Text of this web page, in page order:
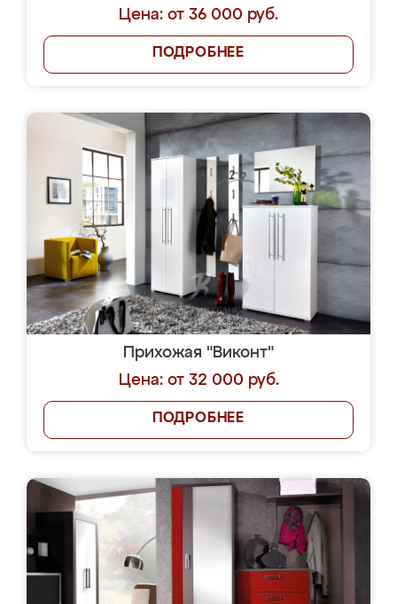
Цена: от 36 000 руб.
ПОДРОБНЕЕ
Прихожая "Виконт"
Цена: от 32 000 руб.
ПОДРОБНЕЕ